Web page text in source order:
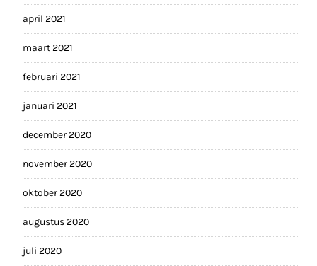
april 2021
maart 2021
februari 2021
januari 2021
december 2020
november 2020
oktober 2020
augustus 2020
juli 2020